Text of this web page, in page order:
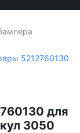
5212760130
для
3050